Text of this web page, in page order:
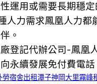
運用或需要長期穩定
人力需求鳳凰人力都
。
登記代辦公司-鳳凰
永續發展免付費電
勞宿舍出租潭子神岡大里霧峰